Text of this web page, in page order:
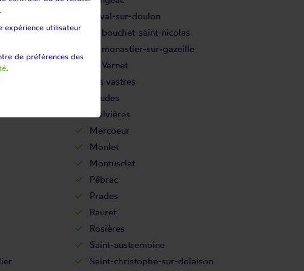
Laval-sur-doulon
Le bouchet-saint-nicolas
Le monastier-sur-gazeille
Le Vernet
Les vastres
Loudes
Malvières
Mercoeur
Monlet
Montusclat
Pébrac
Prades
Rauret
Rosières
Saint-austremoine
Saint-christophe-sur-dolaison
expérience utilisateur
de préférences des